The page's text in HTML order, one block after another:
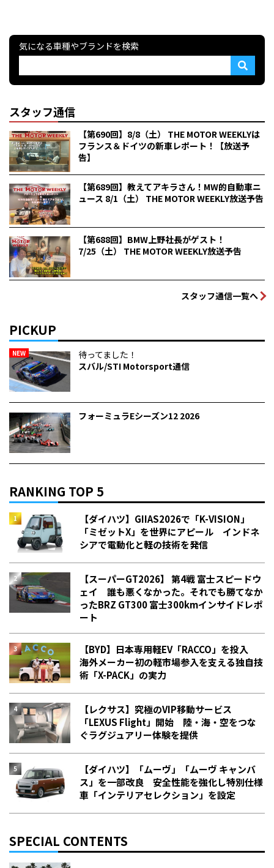
気になる車種やブランドを検索
スタッフ通信
【第690回】8/8（土） THE MOTOR WEEKLYは
フランス＆ドイツの新車レポート！【放送予
告】
【第689回】教えてアキラさん！MW的自動車ニ
ュース 8/1（土） THE MOTOR WEEKLY放送予告
【第688回】BMW上野社長がゲスト！
7/25（土） THE MOTOR WEEKLY放送予告
スタッフ通信一覧へ
PICKUP
NEW
待ってました！
スバル/STI Motorsport通信
フォーミュラEシーズン12 2026
RANKING TOP 5
【ダイハツ】GIIAS2026で「K-VISION」
「ミゼットX」を世界にアピール インドネ
シアで電動化と軽の技術を発信
【スーパーGT2026】 第4戦 富士スピードウ
ェイ 誰も悪くなかった。それでも勝てなか
った――BRZ GT300 富士300kmインサイドレポ
ート
【BYD】日本専用軽EV「RACCO」を投入
海外メーカー初の軽市場参入を支える独自技
術「X-PACK」の実力
【レクサス】究極のVIP移動サービス
「LEXUS Flight」開始 陸・海・空をつな
ぐラグジュアリー体験を提供
【ダイハツ】「ムーヴ」「ムーヴ キャンバ
ス」を一部改良 安全性能を強化し特別仕様
車「インテリアセレクション」を設定
SPECIAL CONTENTS